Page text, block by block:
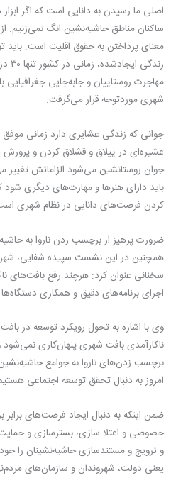
اصلی ما رسیدن به دانایی است که اگر ابزار
ساکنان مناطق حاشیه‌نشین انگ نمی‌زنیم.
معنای پرداختن به حقوق اقلیت است.
مهاجرت روستاییان و جابه‌جایی جغرافیایی
شهری موردتوجه قرار می‌گرفت.
جوانی که زندگی عشایری دارد زمانی
عشیره‌ای در ییلاق و قشلاق کردن و پرورش
جوان روستانشین می‌شود الزاماتش
باید دارای هنرها و مهارت‌های دیگری شود
کردن فرصت‌های دانایی در نظام شهری
ضرورت پرهیز از برچسب زدن ناروا به
همچنین در این نشست سپیده شفایی،
سخنانی عنوان کرد: هرچند رفع بافت‌های
اجرای برنامه‌های دقیق و همکاری
وی با اشاره به تحول رویکرد توسعه در
ناکارآمدی بافت شهری پنهان‌کاری نمی‌شود و
برچسب زدن‌های ناروا به جوامع حاشیه‌نشین
امروز به دنبال تحقق توسعه اجتماعی
ضمن اینکه به دنبال ایجاد فرصت‌های
خصوصی و اعتلا سازی، بسترسازی و
و ترویج و مستندسازی حاشیه‌نشینان را
یعنی دولت، شهروندان و سازمان‌های